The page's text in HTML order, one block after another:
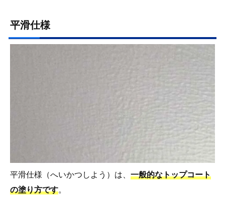
平滑仕様
平滑仕様（へいかつしよう）は、一般的なトップコート
の塗り方です。